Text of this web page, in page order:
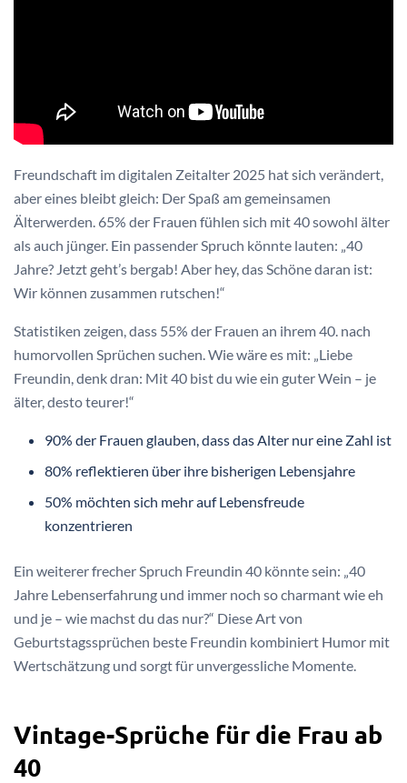
Freundschaft im digitalen Zeitalter 2025 hat sich verändert,
aber eines bleibt gleich: Der Spaß am gemeinsamen
Älterwerden. 65% der Frauen fühlen sich mit 40 sowohl älter
als auch jünger. Ein passender Spruch könnte lauten: „40
Jahre? Jetzt geht’s bergab! Aber hey, das Schöne daran ist:
Wir können zusammen rutschen!“
Statistiken zeigen, dass 55% der Frauen an ihrem 40. nach
humorvollen Sprüchen suchen. Wie wäre es mit: „Liebe
Freundin, denk dran: Mit 40 bist du wie ein guter Wein – je
älter, desto teurer!“
90% der Frauen glauben, dass das Alter nur eine Zahl ist
80% reflektieren über ihre bisherigen Lebensjahre
50% möchten sich mehr auf Lebensfreude
konzentrieren
Ein weiterer frecher Spruch Freundin 40 könnte sein: „40
Jahre Lebenserfahrung und immer noch so charmant wie eh
und je – wie machst du das nur?“ Diese Art von
Geburtstagssprüchen beste Freundin kombiniert Humor mit
Wertschätzung und sorgt für unvergessliche Momente.
Vintage-Sprüche für die Frau ab
40